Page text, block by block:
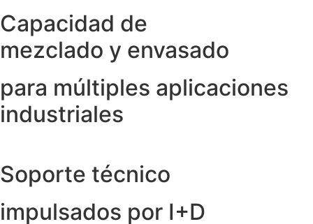
Capacidad de
mezclado y envasado
para múltiples aplicaciones
industriales
Soporte técnico
impulsados por I+D